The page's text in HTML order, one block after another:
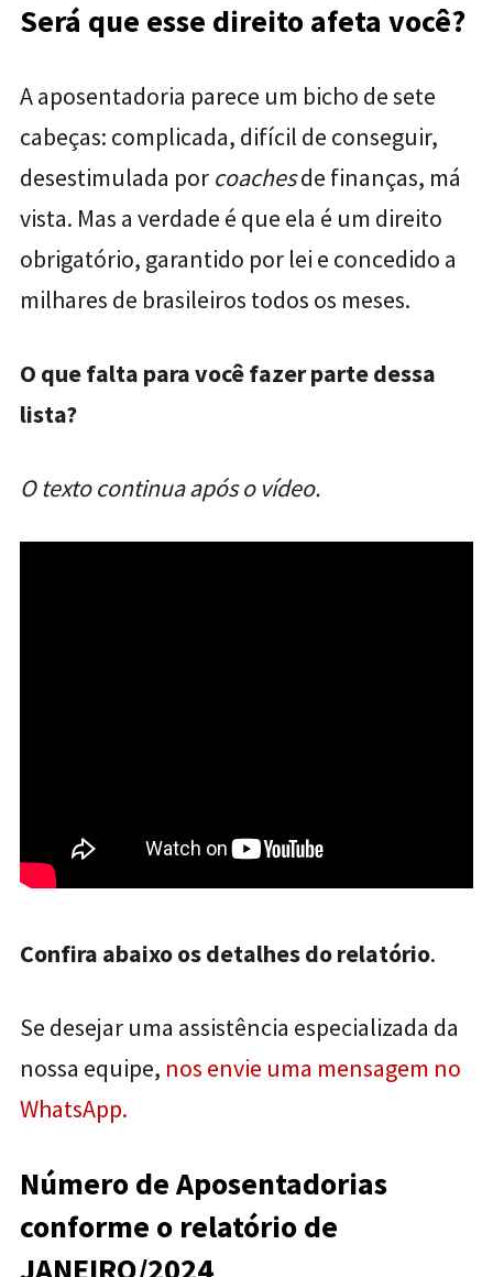
Será que esse direito afeta você?
A aposentadoria parece um bicho de sete
cabeças: complicada, difícil de conseguir,
desestimulada por coachesde finanças, má
vista. Mas a verdade é que ela é um direito
obrigatório, garantido por lei e concedido a
milhares de brasileiros todos os meses.
O que falta para você fazer parte dessa
lista?
O texto continua após o vídeo.
Confira abaixo os detalhes do relatório.
Se desejar uma assistência especializada da
nossa equipe, nos envie uma mensagem no
WhatsApp.
Número de Aposentadorias
conforme o relatóriode